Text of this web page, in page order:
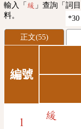
輸入「 緩 」查詢「詞
料。
正文(55)
編號
1
緩